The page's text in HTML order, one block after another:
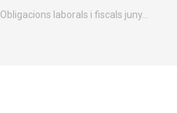
Obligacions laborals i fiscals juny…